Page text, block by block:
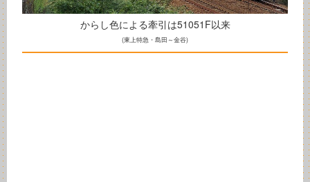
からし色による牽引は51051F以来
(東上特急・島田～金谷)